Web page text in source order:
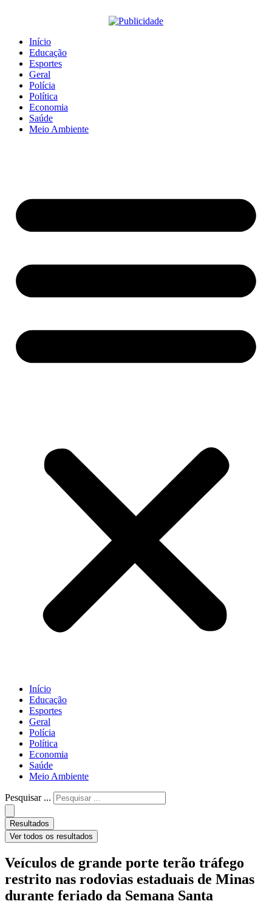
Início
Educação
Esportes
Geral
Polícia
Política
Economia
Saúde
Meio Ambiente
Início
Educação
Esportes
Geral
Polícia
Política
Economia
Saúde
Meio Ambiente
Pesquisar ...
Resultados
Ver todos os resultados
Veículos de grande porte terão tráfego
restrito nas rodovias estaduais de Minas
durante feriado da Semana Santa